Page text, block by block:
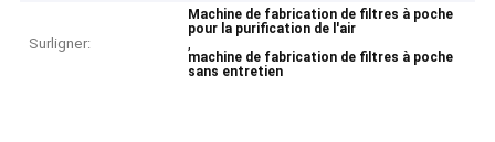
Surligner:
Machine de fabrication de filtres à poche
pour la purification de l'air
,
machine de fabrication de filtres à poche
sans entretien